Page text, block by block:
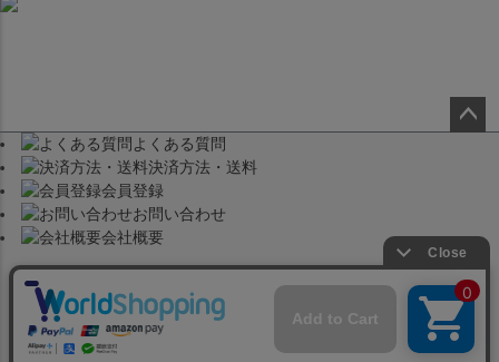
よくある質問
決済方法・送料
会員登録
お問い合わせ
会社概要